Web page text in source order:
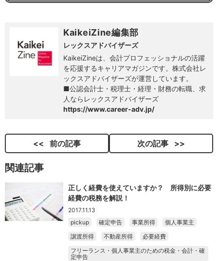
KaikeiZine編集部
レックスアドバイザーズ
KaikeiZineは、会計プロフェッショナルの活躍
を応援するキャリアマガジンです。株式会社レ
ックスアドバイザーズが運営しています。
■公認会計士・税理士・経理・財務の転職、求
人ならレックスアドバイザーズ
https://www.career-adv.jp/
前の記事 次の記事
関連記事
正しく経費を使えていますか？ 所得別に必要
経費の税務を解説！
2017.11.13
pickup
確定申告 事業所得
個人事業主
譲渡所得
不動産所得
必要経費
フリーランス・個人事業主のための税金・会計・確
定申告